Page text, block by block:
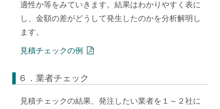
適性か等をみていきます。結果はわかりやすく表に
し、金額の差がどうして発生したのかを分析解明し
ます。
見積チェックの例
６．業者チェック
見積チェックの結果、発注したい業者を１～２社に